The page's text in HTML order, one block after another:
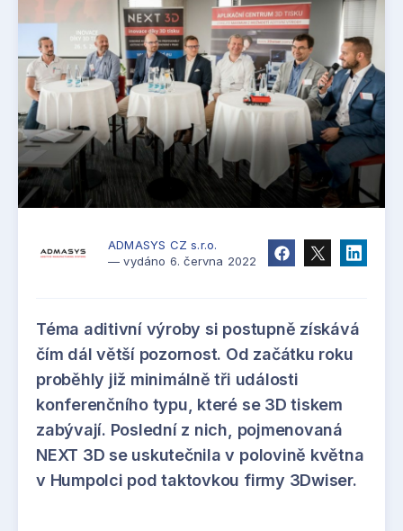
ADMASYS CZ s.r.o.
— vydáno 6. června 2022
Téma aditivní výroby si postupně získává
čím dál větší pozornost. Od začátku roku
proběhly již minimálně tři události
konferenčního typu, které se 3D tiskem
zabývají. Poslední z nich, pojmenovaná
NEXT 3D se uskutečnila v polovině května
v Humpolci pod taktovkou firmy 3Dwiser.